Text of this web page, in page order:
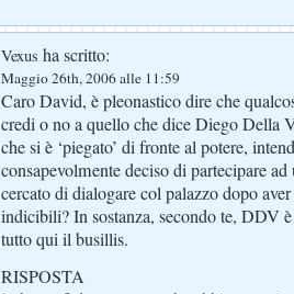
Vexus ha scritto:
Maggio 26th, 2006 alle 11:59
Caro David, è pleonastico dire che
credi o no a quello che dice Diego Della
che si è ‘piegato’ di fronte al potere,
consapevolmente deciso di partecipare
cercato di dialogare col palazzo dopo
indicibili? In sostanza, secondo te, DDV
tutto qui il busillis.
RISPOSTA